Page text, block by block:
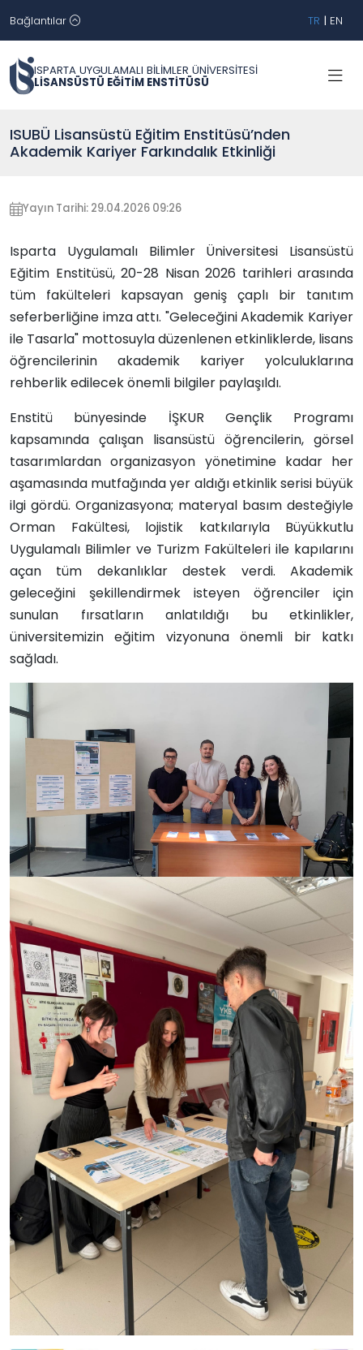
Bağlantılar TR | EN
ISPARTA UYGULAMALI BİLİMLER ÜNİVERSİTESİ
LİSANSÜSTÜ EĞİTİM ENSTİTÜSÜ
ISUBÜ Lisansüstü Eğitim Enstitüsü’nden
Akademik Kariyer Farkındalık Etkinliği
Yayın Tarihi: 29.04.2026 09:26
Isparta Uygulamalı Bilimler Üniversitesi Lisansüstü
Eğitim Enstitüsü, 20-28 Nisan 2026 tarihleri arasında
tüm fakülteleri kapsayan geniş çaplı bir tanıtım
seferberliğine imza attı. "Geleceğini Akademik Kariyer
ile Tasarla" mottosuyla düzenlenen etkinliklerde, lisans
öğrencilerinin akademik kariyer yolculuklarına
rehberlik edilecek önemli bilgiler paylaşıldı.
Enstitü bünyesinde İŞKUR Gençlik Programı
kapsamında çalışan lisansüstü öğrencilerin, görsel
tasarımlardan organizasyon yönetimine kadar her
aşamasında mutfağında yer aldığı etkinlik serisi büyük
ilgi gördü. Organizasyona; materyal basım desteğiyle
Orman Fakültesi, lojistik katkılarıyla Büyükkutlu
Uygulamalı Bilimler ve Turizm Fakülteleri ile kapılarını
açan tüm dekanlıklar destek verdi. Akademik
geleceğini şekillendirmek isteyen öğrenciler için
sunulan fırsatların anlatıldığı bu etkinlikler,
üniversitemizin eğitim vizyonuna önemli bir katkı
sağladı.